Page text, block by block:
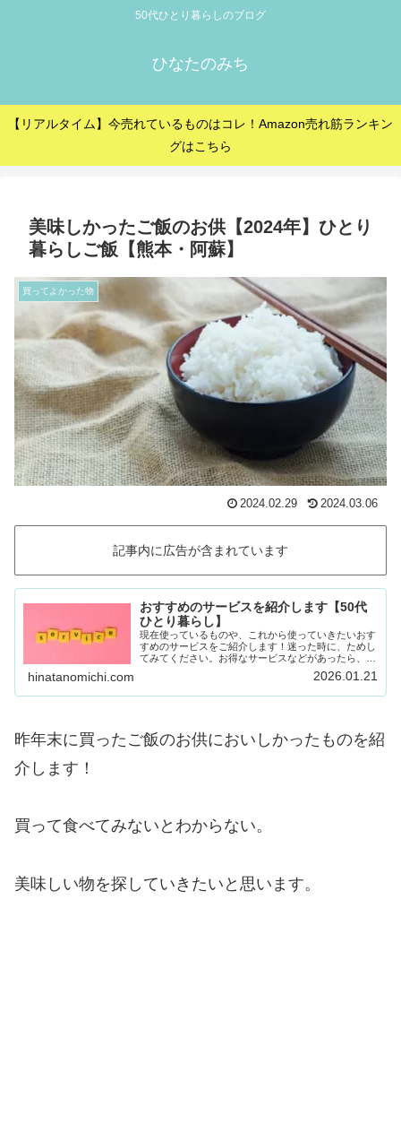
50代ひとり暮らしのブログ
ひなたのみち
【リアルタイム】今売れているものはコレ！Amazon売れ筋ランキン
グはこちら
美味しかったご飯のお供【2024年】ひとり
暮らしご飯【熊本・阿蘇】
買ってよかった物
2024.02.29 2024.03.06
記事内に広告が含まれています
おすすめのサービスを紹介します【50代
ひとり暮らし】
現在使っているものや、これから使っていきたいおす
すめのサービスをご紹介します！迷った時に、ためし
てみてください。お得なサービスなどがあったら、随
時載せていきます！Amazon prime (アマゾンプラ
イム) 30日間の無料体験ができます。…
hinatanomichi.com 2026.01.21
昨年末に買ったご飯のお供においしかったものを紹
介します！
買って食べてみないとわからない。
美味しい物を探していきたいと思います。